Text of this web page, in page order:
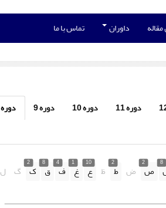
داوران تماس با ما
دوره 11 دوره 10 دوره 9 دوره 8
8
2
ص ض
2
ط ظ
10
ع
1
غ
4
ف
8
ق
2
ک گ ل